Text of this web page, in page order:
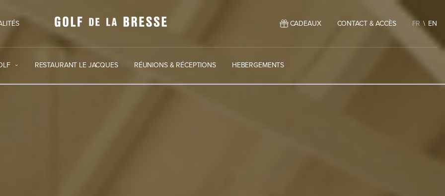
CADEAUX CONTACT & ACCÈS FR EN
RESTAURANT LE JACQUES RÉUNIONS & RÉCEPTIONS HEBERGEMENTS